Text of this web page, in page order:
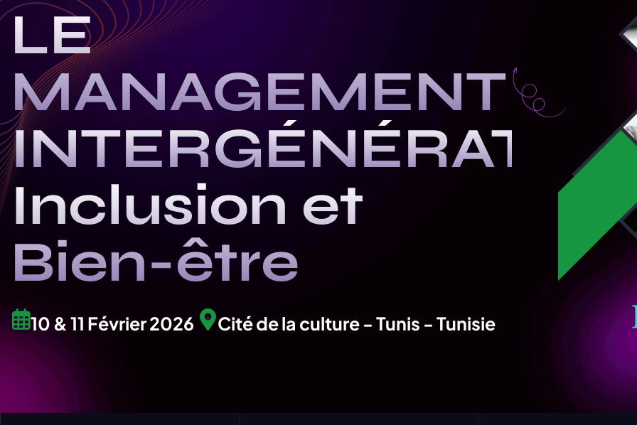
LE
MANAGEMENT
Inclusion et
Bien-être
10 & 11 Février 2026 Cité de la culture - Tunis - Tunisie